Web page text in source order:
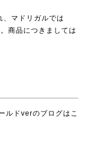
マドリガルでは
商品につきましては
ルドverのブログはこ